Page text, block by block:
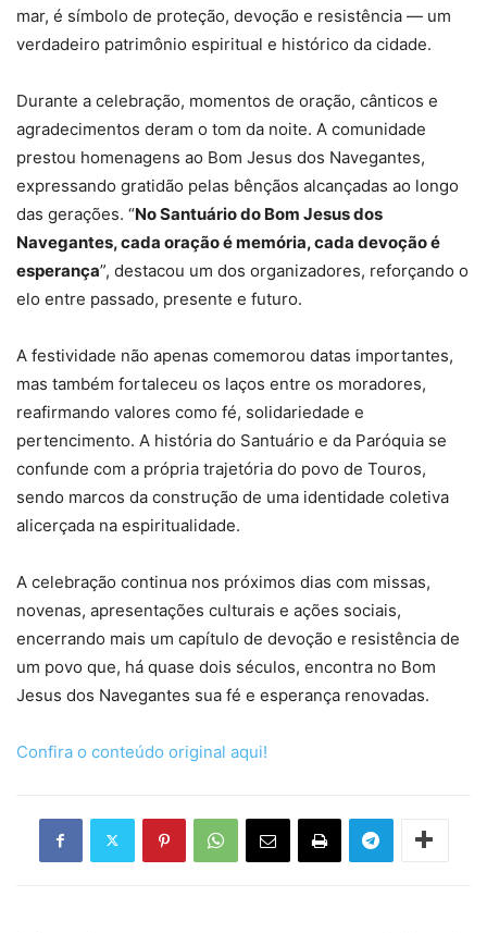
mar, é símbolo de proteção, devoção e resistência — um
verdadeiro patrimônio espiritual e histórico da cidade.
Durante a celebração, momentos de oração, cânticos e
agradecimentos deram o tom da noite. A comunidade
prestou homenagens ao Bom Jesus dos Navegantes,
expressando gratidão pelas bênçãos alcançadas ao longo
das gerações. “No Santuário do Bom Jesus dos
Navegantes, cada oração é memória, cada devoção é
esperança”, destacou um dos organizadores, reforçando o
elo entre passado, presente e futuro.
A festividade não apenas comemorou datas importantes,
mas também fortaleceu os laços entre os moradores,
reafirmando valores como fé, solidariedade e
pertencimento. A história do Santuário e da Paróquia se
confunde com a própria trajetória do povo de Touros,
sendo marcos da construção de uma identidade coletiva
alicerçada na espiritualidade.
A celebração continua nos próximos dias com missas,
novenas, apresentações culturais e ações sociais,
encerrando mais um capítulo de devoção e resistência de
um povo que, há quase dois séculos, encontra no Bom
Jesus dos Navegantes sua fé e esperança renovadas.
Confira o conteúdo original aqui!